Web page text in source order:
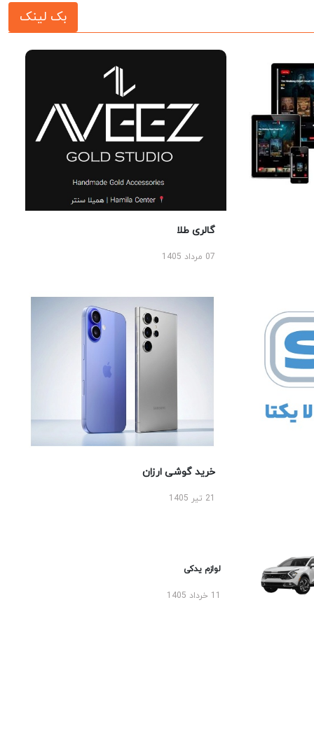
بک لینک
گالری طلا
07 مرداد 1405
خرید گوشی ارزان
لوازم یدکی